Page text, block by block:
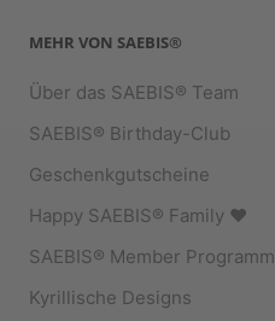
MEHR VON SAEBIS®
Über das SAEBIS® Team
SAEBIS® Birthday-Club
Geschenkgutscheine
Happy SAEBIS® Family ♥︎
SAEBIS® Member Programm
Kyrillische Designs